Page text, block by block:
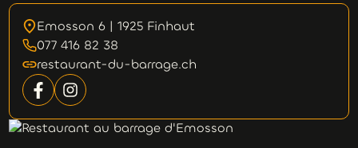
Emosson 6 | 1925 Finhaut
077 416 82 38
restaurant-du-barrage.ch